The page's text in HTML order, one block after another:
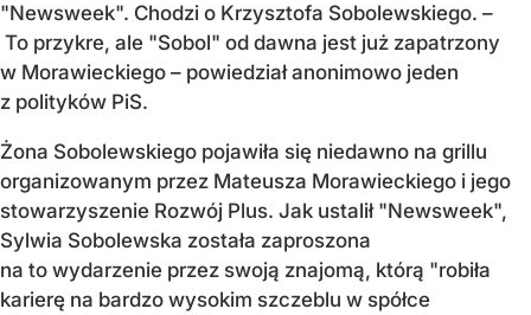
"Newsweek". Chodzi o Krzysztofa Sobolewskiego. –
To przykre, ale "Sobol" od dawna jest już zapatrzony
w Morawieckiego – powiedział anonimowo jeden
z polityków PiS.
Żona Sobolewskiego pojawiła się niedawno na grillu
organizowanym przez Mateusza Morawieckiego i jego
stowarzyszenie Rozwój Plus. Jak ustalił "Newsweek",
Sylwia Sobolewska została zaproszona
na to wydarzenie przez swoją znajomą, którą "robiła
karierę na bardzo wysokim szczeblu w spółce